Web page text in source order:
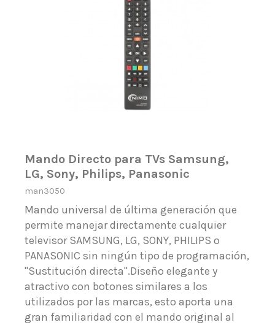
Mando Directo para TVs Samsung,
LG, Sony, Philips, Panasonic
man3050
Mando universal de última generación que
permite manejar directamente cualquier
televisor SAMSUNG, LG, SONY, PHILIPS o
PANASONIC sin ningún tipo de programación,
"Sustitución directa".Diseño elegante y
atractivo con botones similares a los
utilizados por las marcas, esto aporta una
gran familiaridad con el mando original al